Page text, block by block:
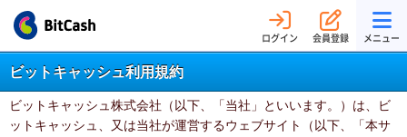
ログイン 会員登録 メニュー
ビットキャッシュ利用規約
ビットキャッシュ株式会社（以下、「当社」といいます。）は、ビ
ットキャッシュ、又は当社が運営するウェブサイト（以下、「本サ